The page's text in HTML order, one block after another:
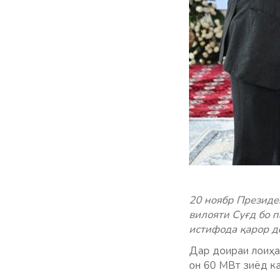
20 ноябр
вилояти Суғд бо
истифода қарор
Дар доираи лоиҳа
он 60 МВт зиёд